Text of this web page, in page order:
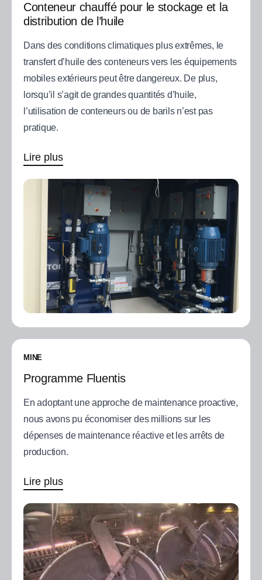
Conteneur chauffé pour le stockage et la
distribution de l’huile
Dans des conditions climatiques plus extrêmes, le
transfert d’huile des conteneurs vers les équipements
mobiles extérieurs peut être dangereux. De plus,
lorsqu’il s’agit de grandes quantités d’huile,
l’utilisation de conteneurs ou de barils n’est pas
pratique.
Lire plus
MINE
Programme Fluentis
En adoptant une approche de maintenance proactive,
nous avons pu économiser des millions sur les
dépenses de maintenance réactive et les arrêts de
production.
Lire plus